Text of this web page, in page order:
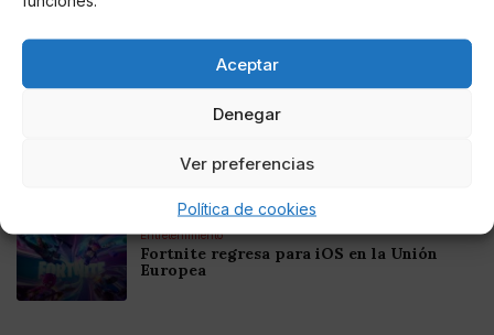
Aceptar
Denegar
Ver preferencias
Política de cookies
Online Casino
Mejores Casinos Online con Bitcoin y
Criptomonedas en Argentina 2025
Mejores casinos online con
criptomonedas y Bitcoin en México 2025
Entretenimiento
Fortnite regresa para iOS en la Unión
Europea